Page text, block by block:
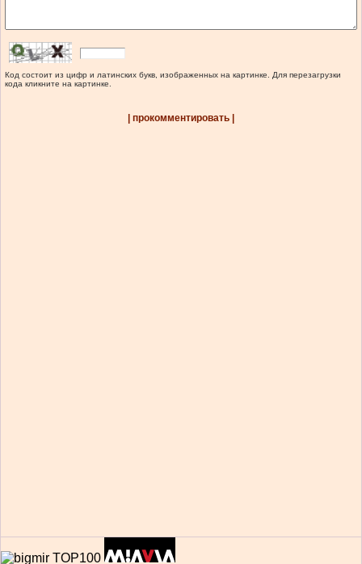
Код состоит из цифр и латинских букв, изображенных на картинке. Для перезагрузки
кода кликните на картинке.
| прокомментировать |